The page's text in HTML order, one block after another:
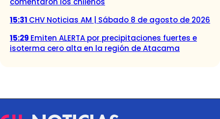
15:31 CHV Noticias AM | Sábado 8 de agosto de 2026
15:29 Emiten ALERTA por precipitaciones fuertes e
isoterma cero alta en la región de Atacama